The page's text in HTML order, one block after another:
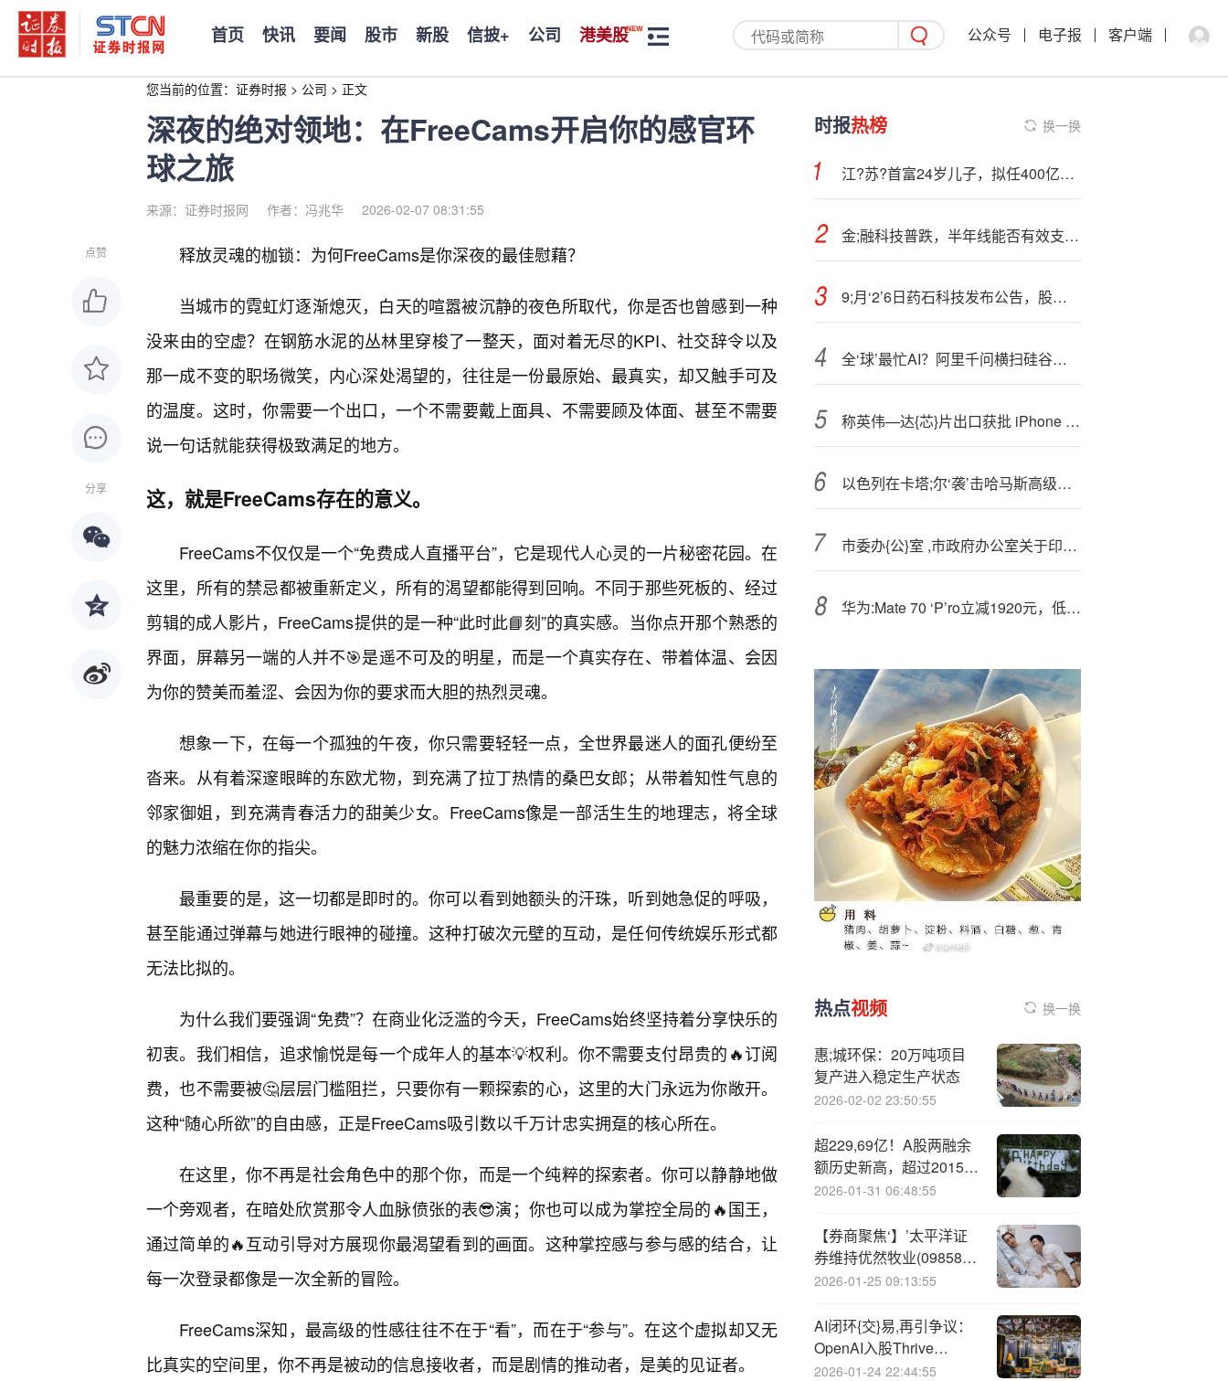
首页 快讯 要闻 股市 新股 信披+ 公司 港美股 公众号 电子报 客户端
您当前的位置： 证券时报 > 公司 > 正文
深夜的绝对领地：在FreeCams开启你的感官环
球之旅
来源：证券时报网 作者：冯兆华 2026-02-07 08:31:55
点赞
分享
释放灵魂的枷锁：为何FreeCams是你深夜的最佳慰藉？
当城市的霓虹灯逐渐熄灭，白天的喧嚣被沉静的夜色所取代，你是否也曾感到一种
没来由的空虚？在钢筋水泥的丛林里穿梭了一整天，面对着无尽的KPI、社交辞令以及
那一成不变的职场微笑，内心深处渴望的，往往是一份最原始、最真实，却又触手可及
的温度。这时，你需要一个出口，一个不需要戴上面具、不需要顾及体面、甚至不需要
说一句话就能获得极致满足的地方。
这，就是FreeCams存在的意义。
FreeCams不仅仅是一个“免费成人直播平台”，它是现代人心灵的一片秘密花园。在
这里，所有的禁忌都被重新定义，所有的渴望都能得到回响。不同于那些死板的、经过
剪辑的成人影片，FreeCams提供的是一种“此时此📘刻”的真实感。当你点开那个熟悉的
界面，屏幕另一端的人并不🎯是遥不可及的明星，而是一个真实存在、带着体温、会因
为你的赞美而羞涩、会因为你的要求而大胆的热烈灵魂。
想象一下，在每一个孤独的午夜，你只需要轻轻一点，全世界最迷人的面孔便纷至
沓来。从有着深邃眼眸的东欧尤物，到充满了拉丁热情的桑巴女郎；从带着知性气息的
邻家御姐，到充满青春活力的甜美少女。FreeCams像是一部活生生的地理志，将全球
的魅力浓缩在你的指尖。
最重要的是，这一切都是即时的。你可以看到她额头的汗珠，听到她急促的呼吸，
甚至能通过弹幕与她进行眼神的碰撞。这种打破次元壁的互动，是任何传统娱乐形式都
无法比拟的。
为什么我们要强调“免费”？在商业化泛滥的今天，FreeCams始终坚持着分享快乐的
初衷。我们相信，追求愉悦是每一个成年人的基本💡权利。你不需要支付昂贵的🔥订阅
费，也不需要被🤔层层门槛阻拦，只要你有一颗探索的心，这里的大门永远为你敞开。
这种“随心所欲”的自由感，正是FreeCams吸引数以千万计忠实拥趸的核心所在。
在这里，你不再是社会角色中的那个你，而是一个纯粹的探索者。你可以静静地做
一个旁观者，在暗处欣赏那令人血脉偾张的表😎演；你也可以成为掌控全局的🔥国王，
通过简单的🔥互动引导对方展现你最渴望看到的画面。这种掌控感与参与感的结合，让
每一次登录都像是一次全新的冒险。
FreeCams深知，最高级的性感往往不在于“看”，而在于“参与”。在这个虚拟却又无
比真实的空间里，你不再是被动的信息接收者，而是剧情的推动者，是美的见证者。
时报热榜 换一换
江?苏?首富24岁儿子，拟任400亿市值公司董事！
金;融科技普跌，半年线能否有效支撑？百亿金融科技ETF吸金，机构：“慢牛”持续验证，板块亟待重估
9;月‘2’6日药石科技发布公告，股东减持191.22万股
全‘球’最忙AI？阿里千问横扫硅谷、杀回国内，最近又拿下新加坡国家AI计划……
称英伟—达{芯}片出口获批 iPhone 15现谷底价果粉直呼感人！
以色列在卡塔;尔‘袭’击哈马斯高级官员
市委办{公}室 ,市政府办公室关于印发《临沂市支持民营经济高质量发展若干措施》的通知
华为:Mate 70 ‘P’ro立减1920元，低至5599元
热点视频 换一换
惠;城环保：20万吨项目
复产进入稳定生产状态
2026-02-02 23:50:55
超229,69亿！A股两融余
额历史新高，超过2015年
峰值
2026-01-31 06:48:55
【券商聚焦‘】’太平洋证
券维持优然牧业(09858)
“买入”评级 指其有望充分
2026-01-25 09:13:55
AI闭环{交}易,再引争议：
OpenAI入股Thrive
Holdings，推进企业AI应
2026-01-24 22:44:55